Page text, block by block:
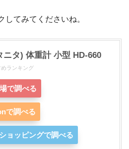
してみてくださいね。
ニタ) 体重計 小型 HD-660
ランキング
で調べる
で調べる
ョッピングで調べる